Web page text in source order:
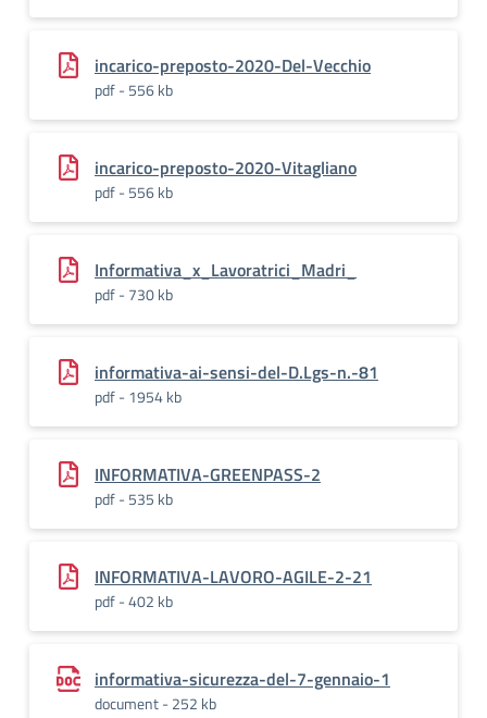
incarico-preposto-2020-Del-Vecchio
pdf - 556 kb
incarico-preposto-2020-Vitagliano
pdf - 556 kb
Informativa_x_Lavoratrici_Madri_
pdf - 730 kb
informativa-ai-sensi-del-D.Lgs-n.-81
pdf - 1954 kb
INFORMATIVA-GREENPASS-2
pdf - 535 kb
INFORMATIVA-LAVORO-AGILE-2-21
pdf - 402 kb
informativa-sicurezza-del-7-gennaio-1
document - 252 kb